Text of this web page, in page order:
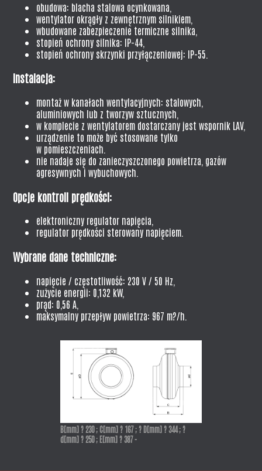
obudowa: blacha stalowa ocynkowana,
wentylator okrągły z zewnętrznym silnikiem,
wbudowane zabezpieczenie termiczne silnika,
stopień ochrony silnika: IP-44,
stopień ochrony skrzynki przyłączeniowej: IP-55.
Instalacja:
montaż w kanałach wentylacyjnych: stalowych,
aluminiowych lub z tworzyw sztucznych,
w komplecie z wentylatorem dostarczany jest wspornik LAV,
urządzenie to może być stosowane tylko
w pomieszczeniach.
nie nadaje się do zanieczyszczonego powietrza, gazów
agresywnych i wybuchowych.
Opcje kontroli prędkości:
elektroniczny regulator napięcia,
regulator prędkości sterowany napięciem.
Wybrane dane techniczne:
napięcie / częstotliwość: 230 V / 50 Hz,
zużycie energii: 0,132 kW,
prąd: 0,56 A,
maksymalny przepływ powietrza: 967 m?/h.
B[mm] ? 230 ; C[mm] ? 167 ; ? D[mm] ? 344 ; ?
d[mm] ? 250 ; E[mm] ? 387 -